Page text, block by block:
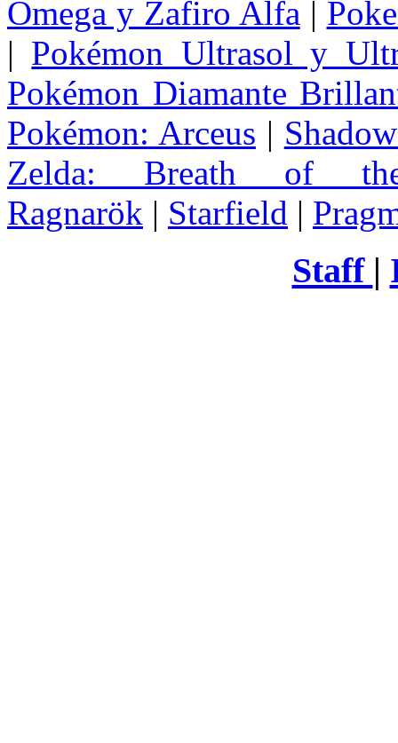
Omega y Zafiro Alfa |
| Pokémon Ultrasol y
Pokémon Diamante
Pokémon: Arceus |
Zelda: Breath of
Ragnarök | Starfield |
Staff |